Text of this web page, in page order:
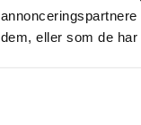
dem, eller som de